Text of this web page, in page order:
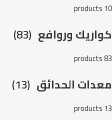
10 products
كواريك وروافع (83)
83 products
معدات الحدائق (13)
13 products